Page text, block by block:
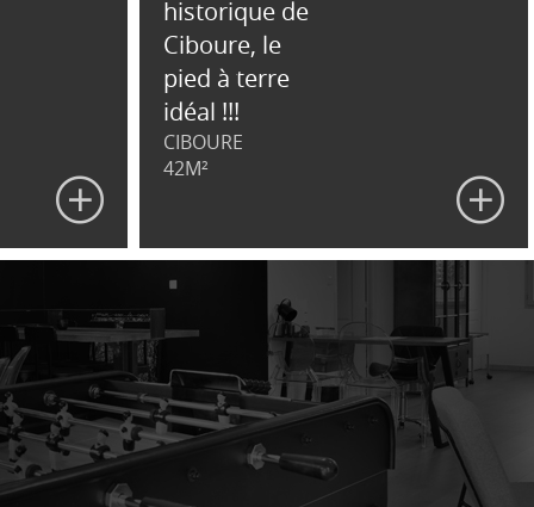
historique de
Ciboure, le
pied à terre
idéal !!!
CIBOURE
42M²